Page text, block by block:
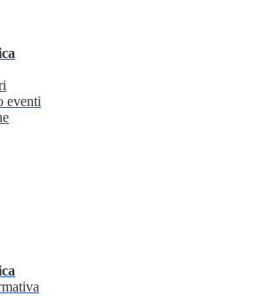
eventi